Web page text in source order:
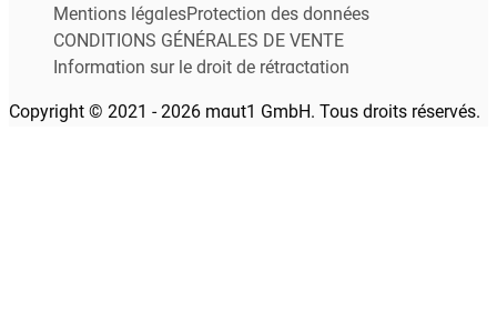
Copyright © 2021 - 2026 maut1 GmbH. Tous droits réservés.
Mentions légalesProtection des données
CONDITIONS GÉNÉRALES DE VENTE
Information sur le droit de rétractation